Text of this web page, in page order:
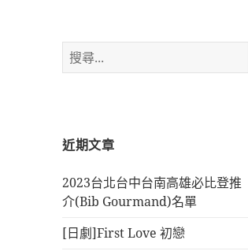
搜
尋
近期文章
2023台北台中台南高雄必比登推
介(Bib Gourmand)名單
[日劇]First Love 初戀